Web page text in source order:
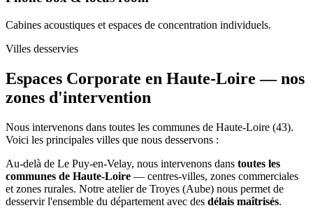
Cabines acoustiques et espaces de concentration individuels.
Villes desservies
Espaces Corporate en Haute-Loire —nos
zones d'intervention
Nous intervenons dans toutes les communes de Haute-Loire (43).
Voici les principales villes que nous desservons :
Au-delà de Le Puy-en-Velay, nous intervenons dans toutes les
communes de Haute-Loire — centres-villes, zones commerciales
et zones rurales. Notre atelier de Troyes (Aube) nous permet de
desservir l'ensemble du département avec des délais maîtrisés.